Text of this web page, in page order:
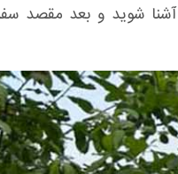
آشنا شوید و بعد مقصد